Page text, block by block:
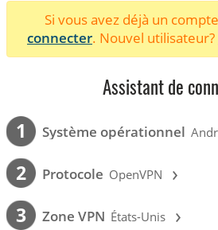
Si vous avez déjà un
connecter. Nouvel utilisateur?
Assistant de
1 Système opérationnel
2 Protocole OpenVPN ›
3 Zone VPN États-Unis ›